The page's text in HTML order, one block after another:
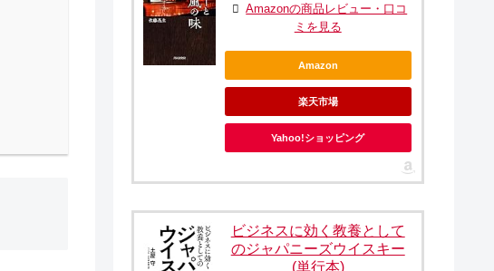
Amazonの商品レビュー・口コ
ミを見る
Amazon
楽天市場
Yahoo!ショッピング
ビジネスに効く教養として
のジャパニーズウイスキー
(単行本)